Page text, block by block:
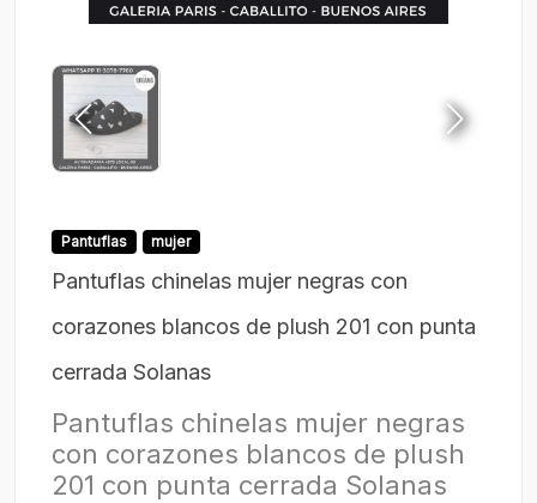
Pantuflas mujer
Pantuflas chinelas mujer negras con
corazones blancos de plush 201 con punta
cerrada Solanas
Pantuflas chinelas mujer negras
con corazones blancos de plush
201 con punta cerrada Solanas